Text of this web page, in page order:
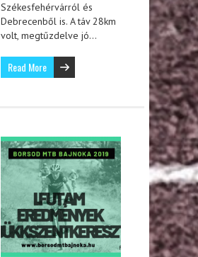
Székesfehérvárról és
Debrecenből is. A táv 28km
volt, megtűzdelve jó…
Read More